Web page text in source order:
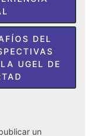
DEL
UGEL DE
un